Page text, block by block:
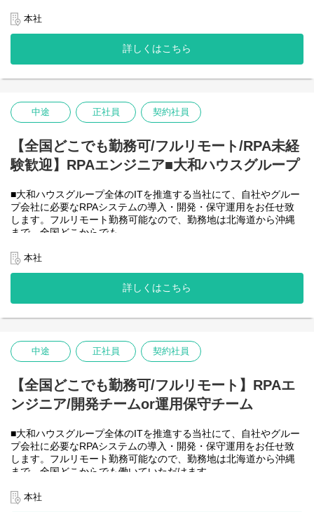
業務ヒアリング、要件定義、基本設計、詳細設計、実装、テス
ト、リリースまで開発作業を一気通貫で担当していただきます。
環境の運用・保守までをお任せします。
使用ツール：
-UiPath
-AI-OCR/DX Suite
-MySQL など
【将来的に】要件定義から設計、運用まで全般を行い、早い段階
で技術スペシャリストとして、技術面からメンバーを引っ張って
いただく役割を期待しています。
会社としてDX推進を進める中、AIを使って新たな価値を生む仕
す！
＜クライアントは大和ハウスグループ全体＞
大和ハウスグループ480社、グループ従業員数(正社員のみ)48,831
全てに関わるシステムを担っています。
出資は大和ハウス本体になりますが、売上好調かつDX推進の優先
度が高いため、
潤沢なリソースのもと、最上流から変革を進めていくことが可能
です。
＜詳細な業務例／基本的な技術仕様＞
ローコード開発プラットフォームを導入し、レガシー化した業務
基幹システムの改善などに取り組んでいます。
本社
詳しくはこちら
中途 正社員 契約社員
【全国どこでも勤務可/フルリモート/RPA未経
験歓迎】RPAエンジニア■大和ハウスグループ
■大和ハウスグループ全体のITを推進する当社にて、自社やグルー
プ会社に必要なRPAシステムの導入・開発・保守運用をお任せ致
します。フルリモート勤務可能なので、勤務地は北海道から沖縄
まで、全国どこからでも
社後の勤務地は問いません。また、働く時間に制限もなく、月160
時間の勤務で、午前5時～22時までの間であれば、自由な時間に働
いていただけます。業務を途中で中断したり、働く時間を調整で
きるので、家事、育児、介護などとの両立も可能です。社員が仕
思っておりますのでフルフレックスです。
＜クライアントは大和ハウスグループ全体＞
名の
全てに関わるシステムを担っています。
出資は大和ハウス本体になりますが、売上好調かつDX推進の優先
潤沢なリソースのもと、最上流から変革を進めていくことが可能
です。
＜詳細な業務例／基本的な技術仕様＞
業務フローのヒアリングからRPAロボットが代替する要件定義、
シナリオ作成をもとにした開発作業を担当いただきます。導入後
本社
詳しくはこちら
中途 正社員 契約社員
【全国どこでも勤務可/フルリモート】RPAエ
ンジニア/開発チームor運用保守チーム
■大和ハウスグループ全体のITを推進する当社にて、自社やグルー
プ会社に必要なRPAシステムの導入・開発・保守運用をお任せ致
します。フルリモート勤務可能なので、勤務地は北海道から沖縄
まで、全国どこからでも働いていただけます。
せん。
また、働く時間に制限もなく、月160時間の勤務で、午前５時～２
本社